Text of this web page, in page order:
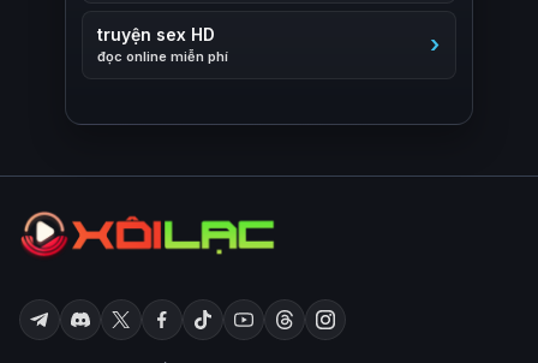
truyện sex HD
đọc online miễn phí